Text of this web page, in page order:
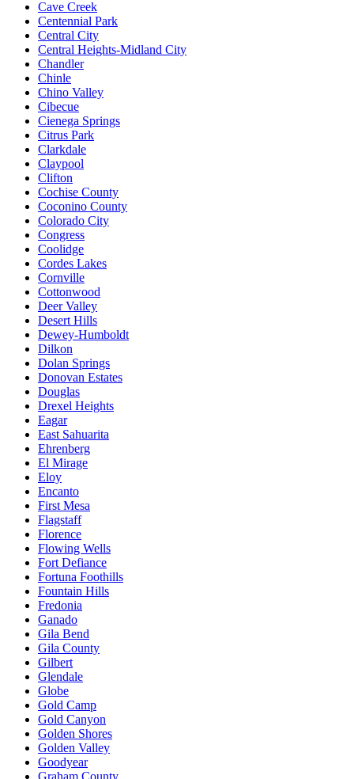
Cave Creek
Centennial Park
Central City
Central Heights-Midland City
Chandler
Chinle
Chino Valley
Cibecue
Cienega Springs
Citrus Park
Clarkdale
Claypool
Clifton
Cochise County
Coconino County
Colorado City
Congress
Coolidge
Cordes Lakes
Cornville
Cottonwood
Deer Valley
Desert Hills
Dewey-Humboldt
Dilkon
Dolan Springs
Donovan Estates
Douglas
Drexel Heights
Eagar
East Sahuarita
Ehrenberg
El Mirage
Eloy
Encanto
First Mesa
Flagstaff
Florence
Flowing Wells
Fort Defiance
Fortuna Foothills
Fountain Hills
Fredonia
Ganado
Gila Bend
Gila County
Gilbert
Glendale
Globe
Gold Camp
Gold Canyon
Golden Shores
Golden Valley
Goodyear
Graham County